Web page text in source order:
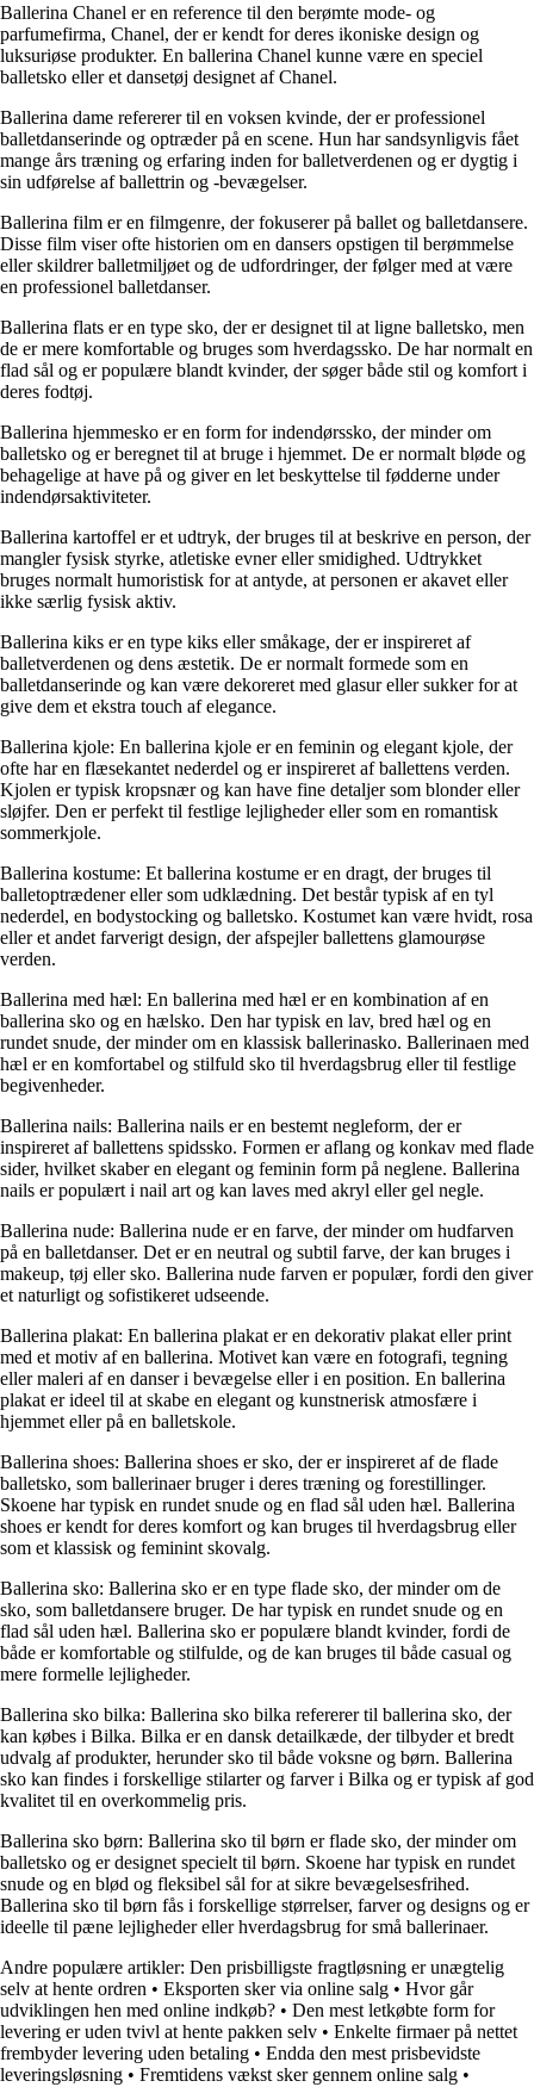
Ballerina Chanel er en reference til den berømte mode- og
parfumefirma, Chanel, der er kendt for deres ikoniske design og
luksuriøse produkter. En ballerina Chanel kunne være en speciel
balletsko eller et dansetøj designet af Chanel.
Ballerina dame refererer til en voksen kvinde, der er professionel
balletdanserinde og optræder på en scene. Hun har sandsynligvis fået
mange års træning og erfaring inden for balletverdenen og er dygtig i
sin udførelse af ballettrin og -bevægelser.
Ballerina film er en filmgenre, der fokuserer på ballet og balletdansere.
Disse film viser ofte historien om en dansers opstigen til berømmelse
eller skildrer balletmiljøet og de udfordringer, der følger med at være
en professionel balletdanser.
Ballerina flats er en type sko, der er designet til at ligne balletsko, men
de er mere komfortable og bruges som hverdagssko. De har normalt en
flad sål og er populære blandt kvinder, der søger både stil og komfort i
deres fodtøj.
Ballerina hjemmesko er en form for indendørssko, der minder om
balletsko og er beregnet til at bruge i hjemmet. De er normalt bløde og
behagelige at have på og giver en let beskyttelse til fødderne under
indendørsaktiviteter.
Ballerina kartoffel er et udtryk, der bruges til at beskrive en person, der
mangler fysisk styrke, atletiske evner eller smidighed. Udtrykket
bruges normalt humoristisk for at antyde, at personen er akavet eller
ikke særlig fysisk aktiv.
Ballerina kiks er en type kiks eller småkage, der er inspireret af
balletverdenen og dens æstetik. De er normalt formede som en
balletdanserinde og kan være dekoreret med glasur eller sukker for at
give dem et ekstra touch af elegance.
Ballerina kjole: En ballerina kjole er en feminin og elegant kjole, der
ofte har en flæsekantet nederdel og er inspireret af ballettens verden.
Kjolen er typisk kropsnær og kan have fine detaljer som blonder eller
sløjfer. Den er perfekt til festlige lejligheder eller som en romantisk
sommerkjole.
Ballerina kostume: Et ballerina kostume er en dragt, der bruges til
balletoptrædener eller som udklædning. Det består typisk af en tyl
nederdel, en bodystocking og balletsko. Kostumet kan være hvidt, rosa
eller et andet farverigt design, der afspejler ballettens glamourøse
verden.
Ballerina med hæl: En ballerina med hæl er en kombination af en
ballerina sko og en hælsko. Den har typisk en lav, bred hæl og en
rundet snude, der minder om en klassisk ballerinasko. Ballerinaen med
hæl er en komfortabel og stilfuld sko til hverdagsbrug eller til festlige
begivenheder.
Ballerina nails: Ballerina nails er en bestemt negleform, der er
inspireret af ballettens spidssko. Formen er aflang og konkav med flade
sider, hvilket skaber en elegant og feminin form på neglene. Ballerina
nails er populært i nail art og kan laves med akryl eller gel negle.
Ballerina nude: Ballerina nude er en farve, der minder om hudfarven
på en balletdanser. Det er en neutral og subtil farve, der kan bruges i
makeup, tøj eller sko. Ballerina nude farven er populær, fordi den giver
et naturligt og sofistikeret udseende.
Ballerina plakat: En ballerina plakat er en dekorativ plakat eller print
med et motiv af en ballerina. Motivet kan være en fotografi, tegning
eller maleri af en danser i bevægelse eller i en position. En ballerina
plakat er ideel til at skabe en elegant og kunstnerisk atmosfære i
hjemmet eller på en balletskole.
Ballerina shoes: Ballerina shoes er sko, der er inspireret af de flade
balletsko, som ballerinaer bruger i deres træning og forestillinger.
Skoene har typisk en rundet snude og en flad sål uden hæl. Ballerina
shoes er kendt for deres komfort og kan bruges til hverdagsbrug eller
som et klassisk og feminint skovalg.
Ballerina sko: Ballerina sko er en type flade sko, der minder om de
sko, som balletdansere bruger. De har typisk en rundet snude og en
flad sål uden hæl. Ballerina sko er populære blandt kvinder, fordi de
både er komfortable og stilfulde, og de kan bruges til både casual og
mere formelle lejligheder.
Ballerina sko bilka: Ballerina sko bilka refererer til ballerina sko, der
kan købes i Bilka. Bilka er en dansk detailkæde, der tilbyder et bredt
udvalg af produkter, herunder sko til både voksne og børn. Ballerina
sko kan findes i forskellige stilarter og farver i Bilka og er typisk af god
kvalitet til en overkommelig pris.
Ballerina sko børn: Ballerina sko til børn er flade sko, der minder om
balletsko og er designet specielt til børn. Skoene har typisk en rundet
snude og en blød og fleksibel sål for at sikre bevægelsesfrihed.
Ballerina sko til børn fås i forskellige størrelser, farver og designs og er
ideelle til pæne lejligheder eller hverdagsbrug for små ballerinaer.
Andre populære artikler: Den prisbilligste fragtløsning er unægtelig
selv at hente ordren • Eksporten sker via online salg • Hvor går
udviklingen hen med online indkøb? • Den mest letkøbte form for
levering er uden tvivl at hente pakken selv • Enkelte firmaer på nettet
frembyder levering uden betaling • Endda den mest prisbevidste
leveringsløsning • Fremtidens vækst sker gennem online salg •